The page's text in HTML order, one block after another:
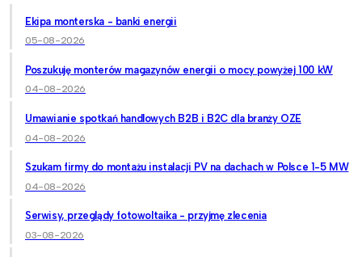
Ekipa monterska - banki energii
05-08-2026
Poszukuję monterów magazynów energii o mocy powyżej 100 kW
04-08-2026
Umawianie spotkań handlowych B2B i B2C dla branży OZE
04-08-2026
Szukam firmy do montażu instalacji PV na dachach w Polsce 1-5 MW
04-08-2026
Serwisy, przeglądy fotowoltaika - przyjmę zlecenia
03-08-2026